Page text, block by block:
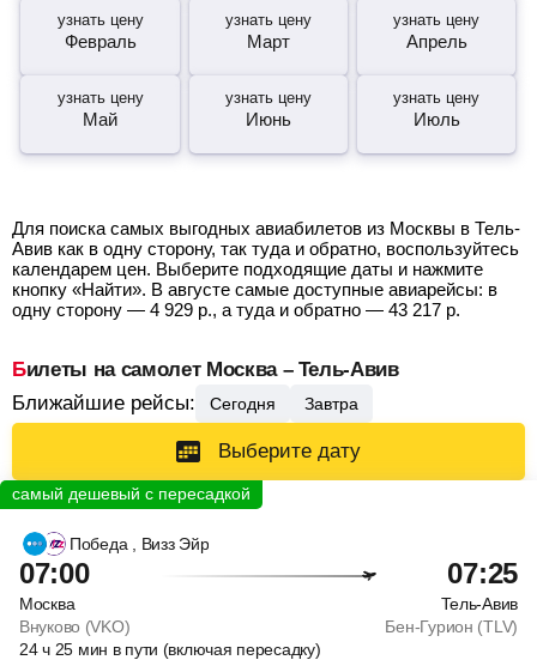
узнать цену
Февраль
узнать цену
Март
узнать цену
Апрель
узнать цену
Май
узнать цену
Июнь
узнать цену
Июль
Для поиска самых выгодных авиабилетов из Москвы в Тель-
Авив как в одну сторону, так туда и обратно, воспользуйтесь
календарем цен. Выберите подходящие даты и нажмите
кнопку «Найти». В августе самые доступные авиарейсы: в
одну сторону — 4 929 р., а туда и обратно — 43 217 р.
Билеты на самолет Москва – Тель-Авив
Ближайшие рейсы:
Сегодня Завтра
Выберите дату
Победа , Визз Эйр
07:00 07:25
Москва
Тель-Авив
Внуково (VKO)
Бен-Гурион (TLV)
24ч25 мин в пути (включая пересадку)